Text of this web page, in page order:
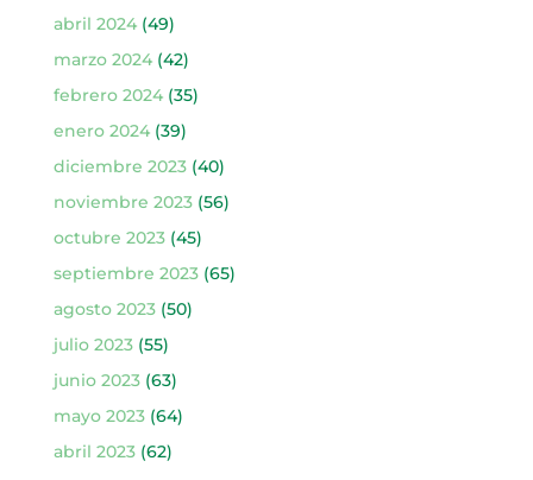
abril 2024(49)
marzo 2024(42)
febrero 2024(35)
enero 2024(39)
diciembre 2023(40)
noviembre 2023(56)
octubre 2023(45)
septiembre 2023(65)
agosto 2023(50)
julio 2023(55)
junio 2023(63)
mayo 2023(64)
abril 2023(62)